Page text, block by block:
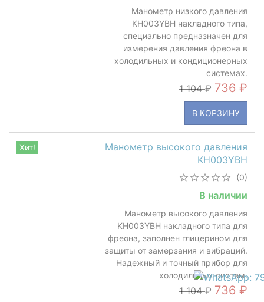
​Манометр низкого давления
KH003YBH накладного типа,
специально предназначен для
измерения давления фреона в
холодильных и кондиционерных
системах.
1 104 736
В КОРЗИНУ
Манометр высокого давления
KH003YBH
(0)
В наличии
Манометр высокого давления
KH003YBH накладного типа для
фреона, заполнен глицерином для
защиты от замерзания и вибраций.
Надежный и точный прибор для
холодильных систем.
1 104 736
Хит!